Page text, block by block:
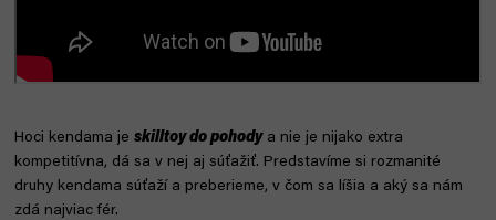
Hoci kendama je skilltoy do pohodya nie je nijako extra
kompetitívna, dá sa v nej aj súťažiť. Predstavíme si rozmanité
druhy kendama súťaží a preberieme, v čom sa líšia a aký sa nám
zdá najviac fér.